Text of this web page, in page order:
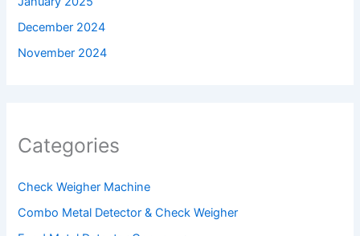
December 2024
November 2024
Categories
Check Weigher Machine
Combo Metal Detector & Check Weigher